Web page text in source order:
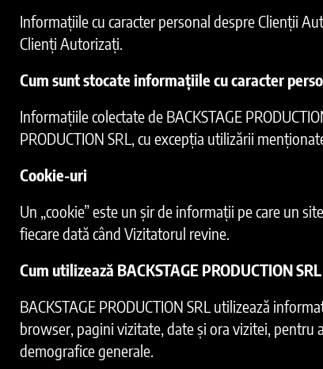
Informațiile cu caracter personal despre Clienții
Clienți Autorizați.
Cum sunt stocate informațiile cu caracter
Informațiile colectate de BACKSTAGE
PRODUCTION SRL, cu excepția utilizării
Cookie-uri
Un „cookie” este un șir de informații pe care un
fiecare dată când Vizitatorul revine.
Cum utilizează BACKSTAGE PRODUCTION
BACKSTAGE PRODUCTION SRL utilizează
browser, pagini vizitate, date și ora vizitei, pentru
demografice generale.